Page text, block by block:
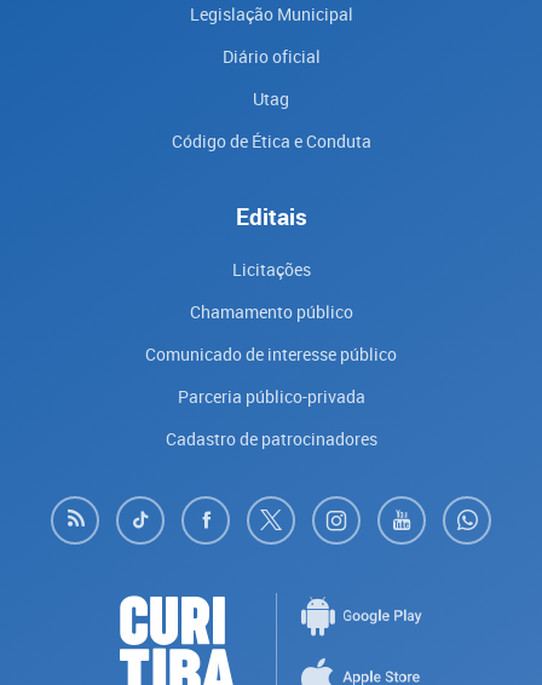
Legislação Municipal
Diário oficial
Utag
Código de Ética e Conduta
Editais
Licitações
Chamamento público
Comunicado de interesse público
Parceria público-privada
Cadastro de patrocinadores